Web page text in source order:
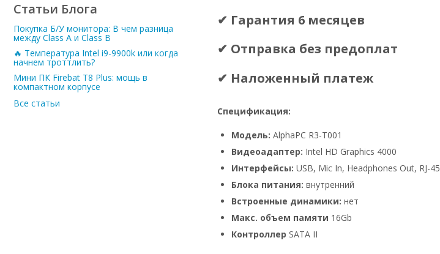
✔ Гарантия 6 месяцев
✔ Отправка без предоплат
✔ Наложенный платеж
Спецификация:
Модель: AlphaPC R3-T001
Видеоадаптер: Intel HD Graphics 4000
Интерфейсы: USB, Mic In, Headphones Out, RJ-45
Блока питания: внутренний
Встроенные динамики: нет
Макс. объем памяти 16Gb
Контроллер SATA II
Статьи Блога
Покупка Б/У монитора: В чем разница
между Class A и Class B
🔥 Температура Intel i9-9900k или когда
начнем троттлить?
Мини ПК Firebat T8 Plus: мощь в
компактном корпусе
Все статьи